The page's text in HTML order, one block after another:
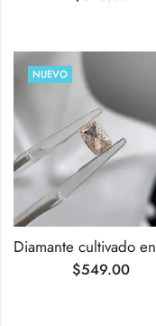
NUEVO
$549.00